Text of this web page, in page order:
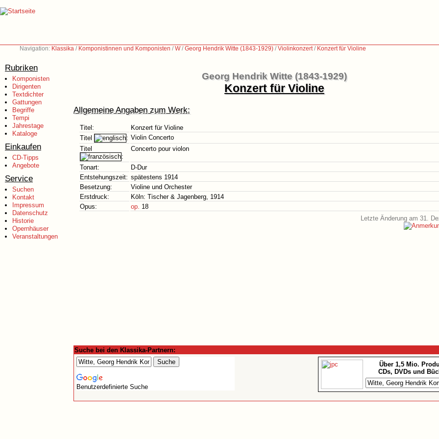
Navigation: Klassika / Komponistinnen und Komponisten /W/Georg Hendrik Witte (1843-1929) /Violinkonzert/ Konzert für Violine
Rubriken
Komponisten
Dirigenten
Textdichter
Gattungen
Begriffe
Tempi
Jahrestage
Kataloge
Einkaufen
CD-Tipps
Angebote
Service
Suchen
Kontakt
Impressum
Datenschutz
Historie
Opernhäuser
Veranstaltungen
Georg Hendrik Witte (1843-1929)
Konzert für Violine
Allgemeine Angaben zum Werk:
Titel:
Konzert für Violine
Titel
: Violin Concerto
Titel
:
Concerto pour violon
Tonart:
D-Dur
Entstehungszeit: spätestens 1914
Besetzung:
Violine und Orchester
Erstdruck:
Köln: Tischer & Jagenberg, 1914
Opus:
op. 18
Letzte Änderung am 31.
Suche bei den Klassika-Partnern:
Benutzerdefinierte Suche
Über 1,5 Mio.
CDs, DVDs und